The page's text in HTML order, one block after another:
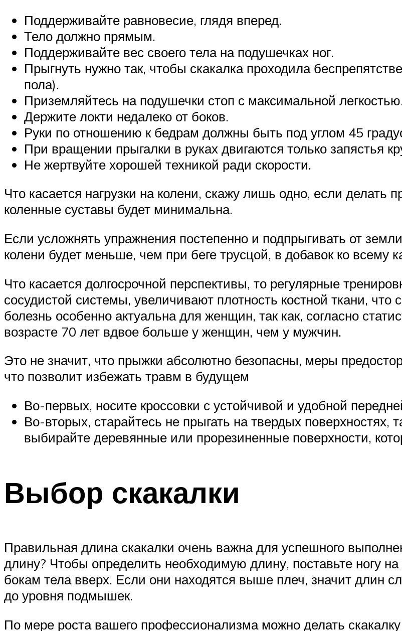
Поддерживайте равновесие, глядя вперед.
Тело должно прямым.
Поддерживайте вес своего тела на подушечках ног.
Прыгнуть нужно так, чтобы скакалка проходила
пола).
Приземляйтесь на подушечки стоп с максимальной
Держите локти недалеко от боков.
Руки по отношению к бедрам должны быть под углом 45
При вращении прыгалки в руках двигаются только запястья
Не жертвуйте хорошей техникой ради скорости.
Что касается нагрузки на колени, скажу лишь одно, если делать
коленные суставы будет минимальна.
Если усложнять упражнения постепенно и подпрыгивать от
колени будет меньше, чем при беге трусцой, в добавок ко
Что касается долгосрочной перспективы, то регулярные
сосудистой системы, увеличивают плотность костной ткани, что
болезнь особенно актуальна для женщин, так как, согласно
возрасте 70 лет вдвое больше у женщин, чем у мужчин.
Это не значит, что прыжки абсолютно безопасны, меры
что позволит избежать травм в будущем
Во-первых, носите кроссовки с устойчивой и удобной
Во-вторых, старайтесь не прыгать на твердых поверхностях,
выбирайте деревянные или прорезиненные поверхности,
Выбор скакалки
Правильная длина скакалки очень важна для успешного
длину? Чтобы определить необходимую длину, поставьте ногу
бокам тела вверх. Если они находятся выше плеч, значит длин
до уровня подмышек.
По мере роста вашего профессионализма можно делать